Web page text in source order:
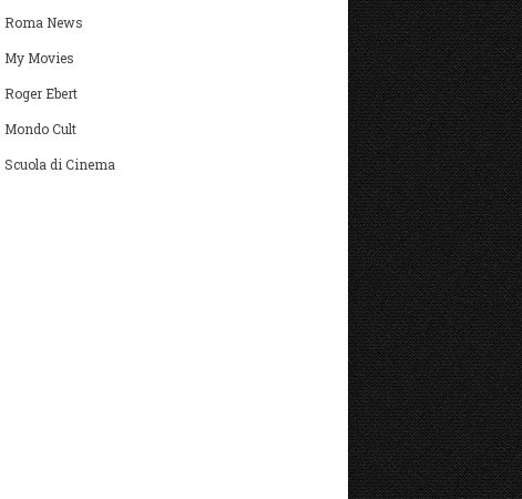
Roma News
My Movies
Roger Ebert
Mondo Cult
Scuola di Cinema